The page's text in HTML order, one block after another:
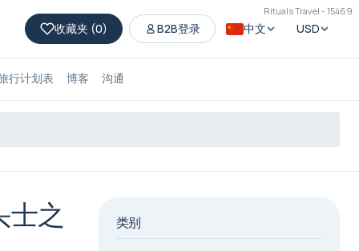
Rituals Travel - 15469
收藏夹 (0) B2B登录 中文 USD
行计划表 博客 沟通
之
类别